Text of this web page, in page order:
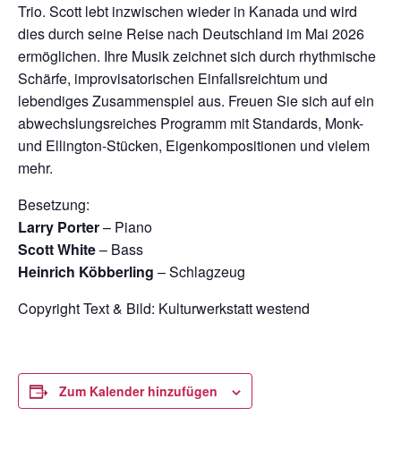
Trio. Scott lebt inzwischen wieder in Kanada und wird
dies durch seine Reise nach Deutschland im Mai 2026
ermöglichen. Ihre Musik zeichnet sich durch rhythmische
Schärfe, improvisatorischen Einfallsreichtum und
lebendiges Zusammenspiel aus. Freuen Sie sich auf ein
abwechslungsreiches Programm mit Standards, Monk-
und Ellington-Stücken, Eigenkompositionen und vielem
mehr.
Besetzung:
Larry Porter– Piano
Scott White– Bass
Heinrich Köbberling – Schlagzeug
Copyright Text & Bild: Kulturwerkstatt westend
Zum Kalender hinzufügen